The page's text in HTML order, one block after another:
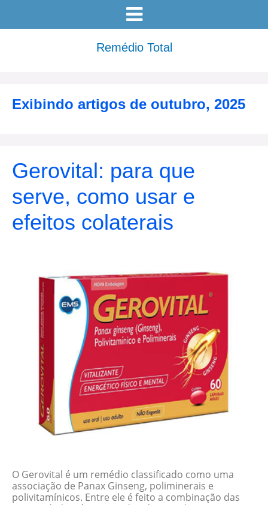
Remédio Total
Exibindo artigos de outubro, 2025
Gerovital: para que
serve, como usar e
efeitos colaterais
O Gerovital é um remédio classificado como uma
associação de Panax Ginseng, poliminerais e
polivitamínicos. Entre ele é feito a combinação das